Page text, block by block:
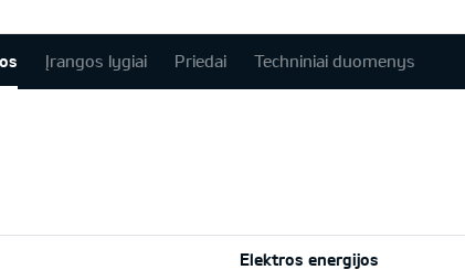
Įrangos lygiai Priedai Techniniai duomenys
Elektros energijos